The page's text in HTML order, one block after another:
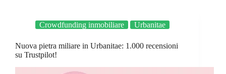
Crowdfunding inmobiliare Urbanitae
Nuova pietra miliare in Urbanitae: 1.000 recensioni
su Trustpilot!